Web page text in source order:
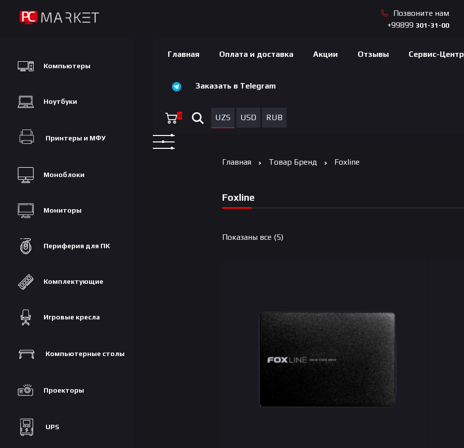
Позвоните нам
+99899 301-31-00
Компьютеры
Ноутбуки
Принтеры и МФУ
Моноблоки
Мониторы
Периферия для ПК
Комплектующие
Игровые кресла
Компьютерные столы
Проекторы
UPS
Главная Оплата и доставка Акции Отзывы Сервис-Центр
Заказать в Telegram
0 UZS USD RUB
Главная Товар Бренд Foxline
Foxline
Показаны все (5)Цены: